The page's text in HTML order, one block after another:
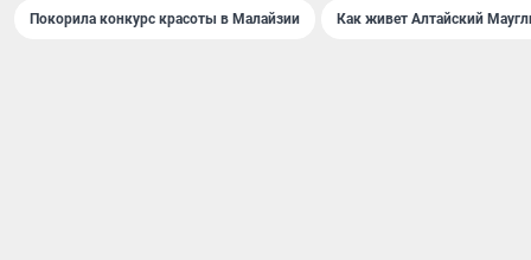
Покорила конкурс красоты в Малайзии Как живет Алтайский